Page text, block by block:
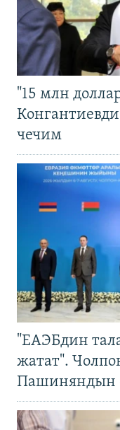
"15 млн
чечим
"ЕАЭБдин
жатат".
Пашиняндын